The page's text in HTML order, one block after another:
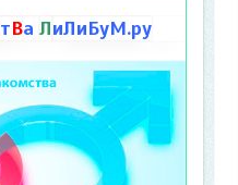
тВа ЛиЛиБуМ.ру